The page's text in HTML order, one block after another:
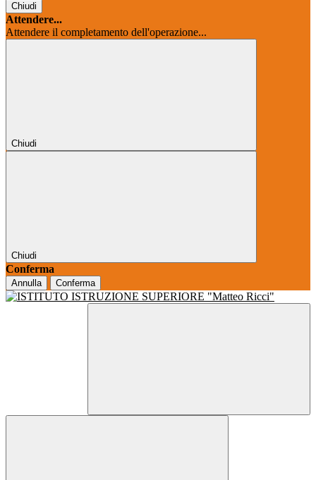
Chiudi
Attendere...
Attendere il completamento dell'operazione...
Chiudi
Chiudi
Conferma
Annulla Conferma